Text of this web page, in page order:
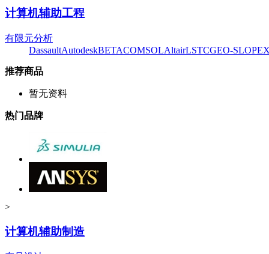
计算机辅助工程
有限元分析
DassaultAutodeskBETACOMSOLAltairLSTCGEO-SLOPE
推荐商品
暂无资料
热门品牌
>
计算机辅助制造